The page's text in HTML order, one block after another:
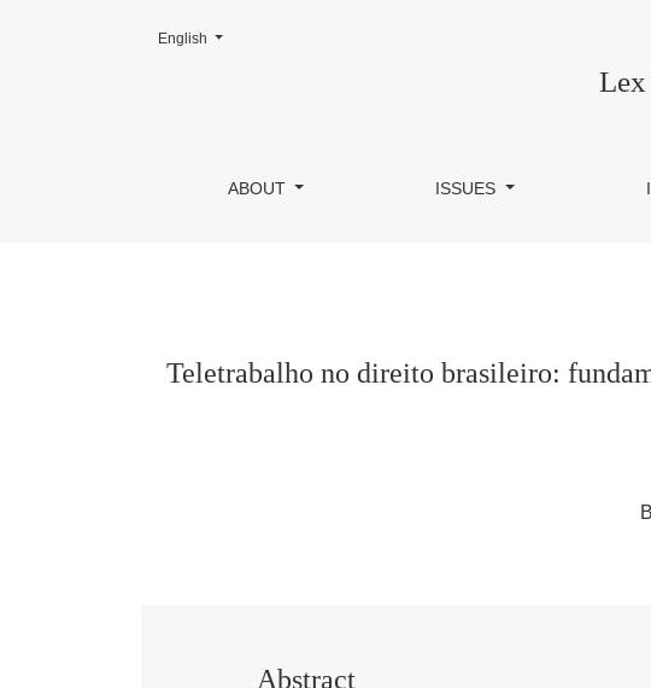
Teletrabalho no direito brasileiro: fundamentos,
ABOUT ISSUES
Change the language. The current language is:
English
Teletrabalho no direito brasileiro:
Abstract